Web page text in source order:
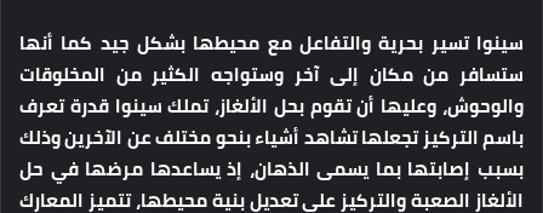
سينوا تسير بحرية والتفاعل مع محيطها بشكل جيد كما أنها
ستسافر من مكان إلى آخر وستواجه الكثير من المخلوقات
والوحوش، وعليها أن تقوم بحل الألغاز، تملك سينوا قدرة تعرف
باسم التركيز تجعلها تشاهد أشياء بنحو مختلف عن الآخرين وذلك
بسبب إصابتها بما يسمى الذهان، إذ يساعدها مرضها في حل
الألغاز الصعبة والتركيز على تعديل بنية محيطها، تتميز المعارك